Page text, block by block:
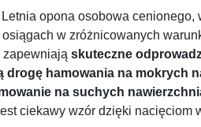
opona osobowa cenionego,
osiągach w zróżnicowanych
zapewniają skuteczne
drogę hamowania na mokrych
na suchych
ciekawy wzór dzięki nacięciom